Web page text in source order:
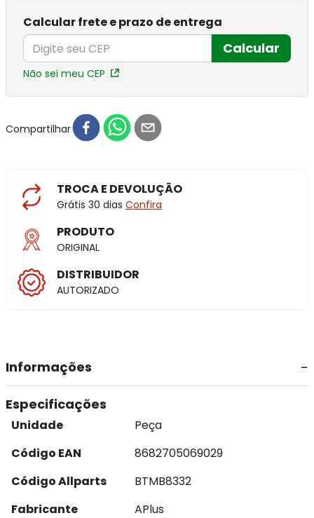
Calcular frete e prazo de entrega
Calcular
Não sei meu CEP
Compartilhar
TROCA E DEVOLUÇÃO
Grátis 30 dias Confira
PRODUTO
ORIGINAL
DISTRIBUIDOR
AUTORIZADO
Informações
Especificações
Unidade
Peça
Código EAN
8682705069029
Código Allparts
BTMB8332
Fabricante
APlus